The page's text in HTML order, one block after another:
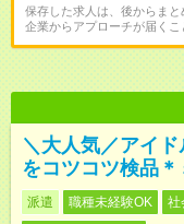
保存した求人は、後からまと
企業からアプローチが届くこ
＼大人気／アイ
をコツコツ検品
派遣 職種未経験OK 社